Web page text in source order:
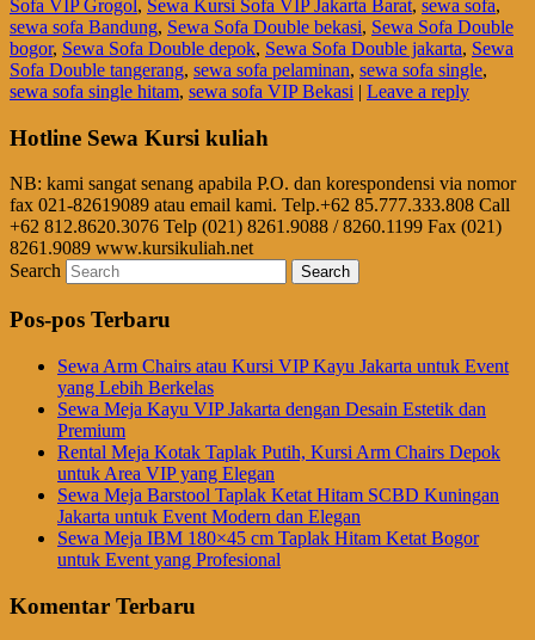
Sofa VIP Grogol , Sewa Kursi Sofa VIP Jakarta Barat, sewa sofa,
sewa sofa Bandung, Sewa Sofa Double bekasi, Sewa Sofa Double
bogor, Sewa Sofa Double depok, Sewa Sofa Double jakarta, Sewa
Sofa Double tangerang, sewa sofa pelaminan, sewa sofa single,
sewa sofa single hitam, sewa sofa VIP Bekasi | Leave a reply
Hotline Sewa Kursi kuliah
NB: kami sangat senang apabila P.O. dan korespondensi via nomor
fax 021-82619089 atau email kami. Telp.+62 85.777.333.808 Call
+62 812.8620.3076 Telp (021) 8261.9088 / 8260.1199 Fax (021)
8261.9089 www.kursikuliah.net
Search
Pos-pos Terbaru
Sewa Arm Chairs atau Kursi VIP Kayu Jakarta untuk Event
yang Lebih Berkelas
Sewa Meja Kayu VIP Jakarta dengan Desain Estetik dan
Premium
Rental Meja Kotak Taplak Putih, Kursi Arm Chairs Depok
untuk Area VIP yang Elegan
Sewa Meja Barstool Taplak Ketat Hitam SCBD Kuningan
Jakarta untuk Event Modern dan Elegan
Sewa Meja IBM 180×45 cm Taplak Hitam Ketat Bogor
untuk Event yang Profesional
Komentar Terbaru